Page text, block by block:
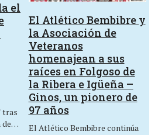
el
tras
de…
El Atlético Bembibre y
la Asociación de
Veteranos
homenajean a sus
raíces en Folgoso de
la Ribera e Igüeña –
Ginos, un pionero de
97 años
El Atlético Bembibre continúa